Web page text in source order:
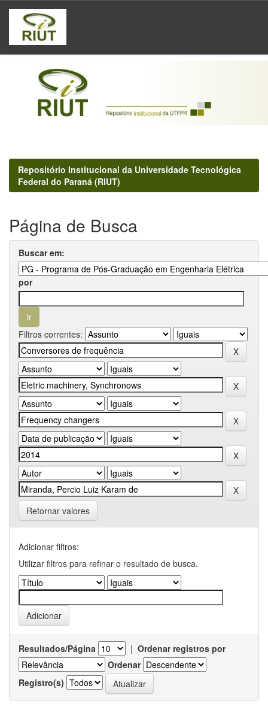
Skip
navigation
Repositório Institucional da Universidade Tecnológica
Federal do Paraná (RIUT)
Página de Busca
Buscar em:
por
Filtros correntes:
Retornar valores
Adicionar filtros:
Utilizar filtros para refinar o resultado de busca.
Resultados/Página | Ordenar registros por
Ordenar
Registro(s)